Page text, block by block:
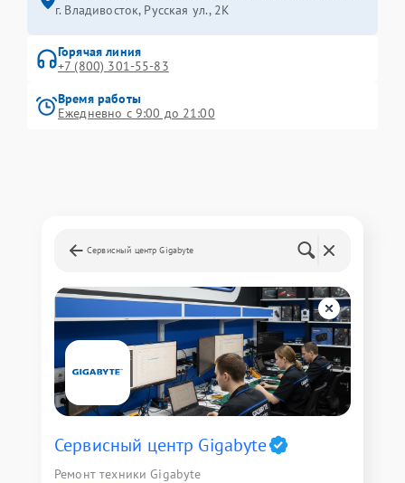
г. Владивосток, Русская ул., 2К
Горячая линия
+7 (800) 301-55-83
Время работы
Ежедневно с 9:00 до 21:00
Сервисный центр Gigabyte
Сервисный центр Gigabyte
Ремонт техники Gigabyte